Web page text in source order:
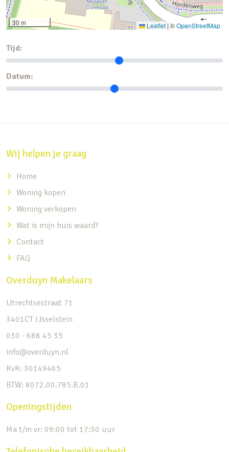
30 m Leaflet | ©OpenStreetMap
Tijd:
Datum:
Wij helpen je graag
Home
Woning kopen
Woning verkopen
Wat is mijn huis waard?
Contact
FAQ
Overduyn Makelaars
Utrechtsestraat 71
3401CT IJsselstein
030 - 688 45 35
info@overduyn.nl
KvK: 30149465
BTW: 8072.00.785.B.01
Openingstijden
Ma t/m vr: 09:00 tot 17:30 uur